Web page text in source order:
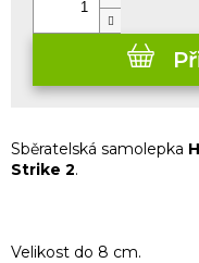
Sběratelská samolepka
Strike 2.
Velikost do 8 cm.